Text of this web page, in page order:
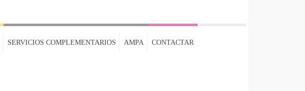
SERVICIOS COMPLEMENTARIOS AMPA CONTACTAR